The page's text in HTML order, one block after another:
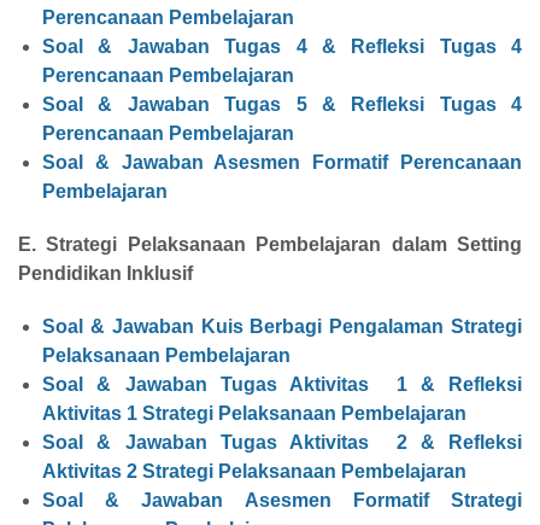
Perencanaan Pembelajaran
Soal & Jawaban Tugas 4 & Refleksi Tugas 4
Perencanaan Pembelajaran
Soal & Jawaban Tugas 5 & Refleksi Tugas 4
Perencanaan Pembelajaran
Soal & Jawaban Asesmen Formatif Perencanaan
Pembelajaran
E. Strategi Pelaksanaan Pembelajaran dalam Setting
Pendidikan Inklusif
Soal & Jawaban Kuis Berbagi Pengalaman Strategi
Pelaksanaan Pembelajaran
Soal & Jawaban Tugas Aktivitas 1 & Refleksi
Aktivitas 1 Strategi Pelaksanaan Pembelajaran
Soal & Jawaban Tugas Aktivitas 2 & Refleksi
Aktivitas 2 Strategi Pelaksanaan Pembelajaran
Soal & Jawaban Asesmen Formatif Strategi